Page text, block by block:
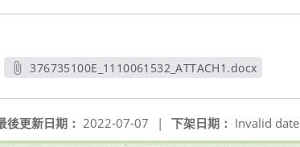
376735100E_1110061532_ATTACH1.docx
下架日期： Invalid date
後更新日期： 2022-07-07 |